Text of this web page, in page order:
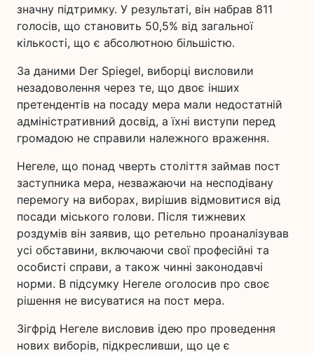
значну підтримку. У результаті, він набрав 811
голосів, що становить 50,5% від загальної
кількості, що є абсолютною більшістю.
За даними Der Spiegel, виборці висловили
незадоволення через те, що двоє інших
претендентів на посаду мера мали недостатній
адміністративний досвід, а їхні виступи перед
громадою не справили належного враження.
Негеле, що понад чверть століття займав пост
заступника мера, незважаючи на несподівану
перемогу на виборах, вирішив відмовитися від
посади міського голови. Після тижневих
роздумів він заявив, що ретельно проаналізував
усі обставини, включаючи свої професійні та
особисті справи, а також чинні законодавчі
норми. В підсумку Негеле оголосив про своє
рішення не висуватися на пост мера.
Зігфрід Негеле висловив ідею про проведення
нових виборів, підкресливши, що це є